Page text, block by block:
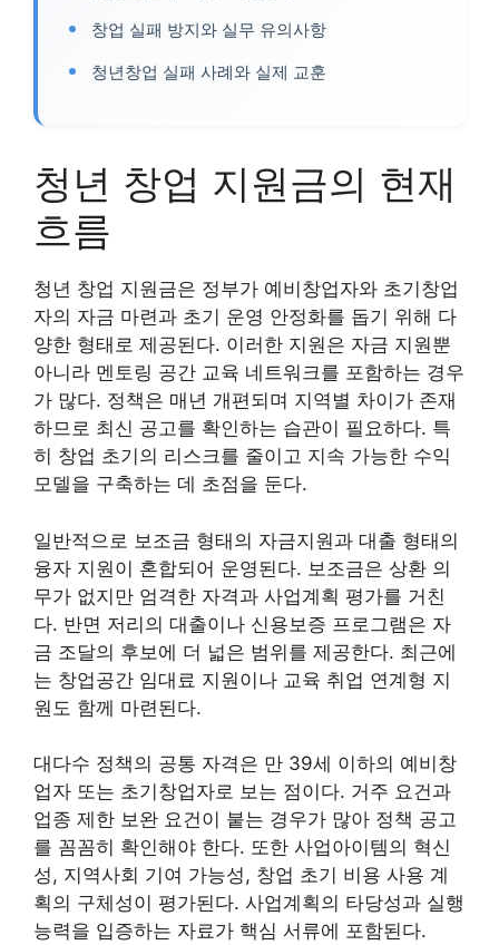
창업 실패 방지와 실무 유의사항
청년창업 실패 사례와 실제 교훈
청년 창업 지원금의 현재
흐름
청년 창업 지원금은 정부가 예비창업자와 초기창업
자의 자금 마련과 초기 운영 안정화를 돕기 위해 다
양한 형태로 제공된다. 이러한 지원은 자금 지원뿐
아니라 멘토링 공간 교육 네트워크를 포함하는 경우
가 많다. 정책은 매년 개편되며 지역별 차이가 존재
하므로 최신 공고를 확인하는 습관이 필요하다. 특
히 창업 초기의 리스크를 줄이고 지속 가능한 수익
모델을 구축하는 데 초점을 둔다.
일반적으로 보조금 형태의 자금지원과 대출 형태의
융자 지원이 혼합되어 운영된다. 보조금은 상환 의
무가 없지만 엄격한 자격과 사업계획 평가를 거친
다. 반면 저리의 대출이나 신용보증 프로그램은 자
금 조달의 후보에 더 넓은 범위를 제공한다. 최근에
는 창업공간 임대료 지원이나 교육 취업 연계형 지
원도 함께 마련된다.
대다수 정책의 공통 자격은 만 39세 이하의 예비창
업자 또는 초기창업자로 보는 점이다. 거주 요건과
업종 제한 보완 요건이 붙는 경우가 많아 정책 공고
를 꼼꼼히 확인해야 한다. 또한 사업아이템의 혁신
성, 지역사회 기여 가능성, 창업 초기 비용 사용 계
획의 구체성이 평가된다. 사업계획의 타당성과 실행
능력을 입증하는 자료가 핵심 서류에 포함된다.